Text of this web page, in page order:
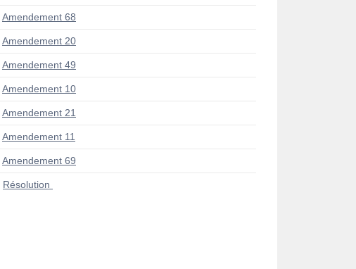
Amendement 68
Amendement 20
Amendement 49
Amendement 10
Amendement 21
Amendement 11
Amendement 69
Résolution